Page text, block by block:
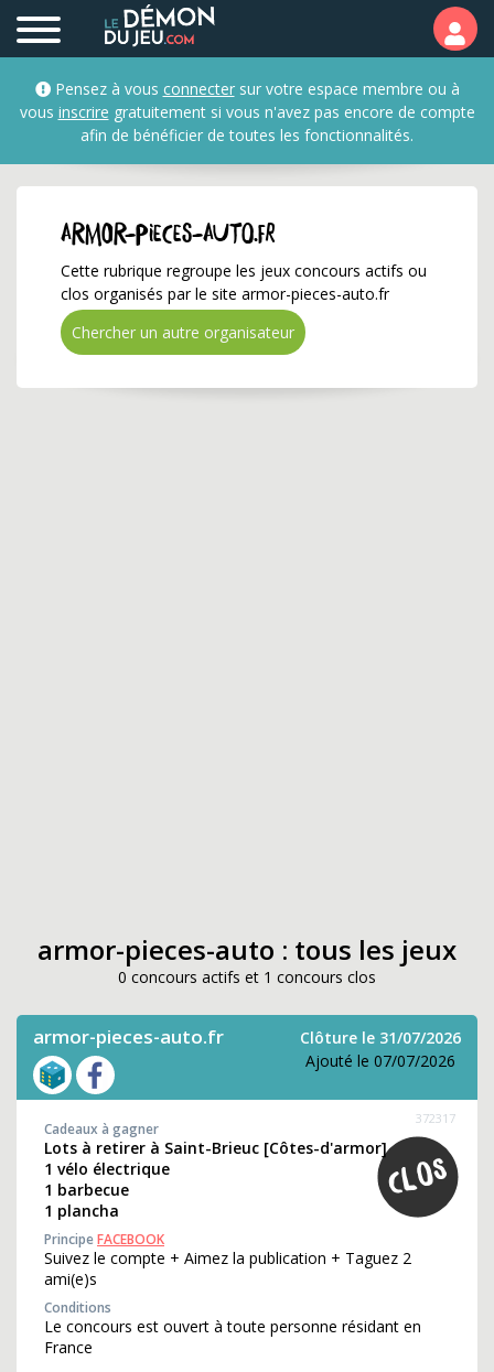
armor-pieces-auto.fr ✅
Pensez à vous connectersur votre espace membre ou à
vous inscrire gratuitement si vous n'avez pas encore de compte
afin de bénéficier de toutes les fonctionnalités.
armor-pieces-auto.fr
Cette rubrique regroupe les jeux concours actifs ou
clos organisés par le site armor-pieces-auto.fr
Chercher un autre organisateur
armor-pieces-auto : tous les jeux
0 concours actifs et 1 concours clos
armor-pieces-auto.fr
Clôture le 31/07/2026
Ajouté le 07/07/2026
372317
Cadeaux à gagner
Lots à retirer à Saint-Brieuc [Côtes-d'armor]
1 vélo électrique
1 barbecue
1 plancha
PrincipeFACEBOOK
Suivez le compte + Aimez la publication + Taguez 2
ami(e)s
Conditions
Le concours est ouvert à toute personne résidant en
France